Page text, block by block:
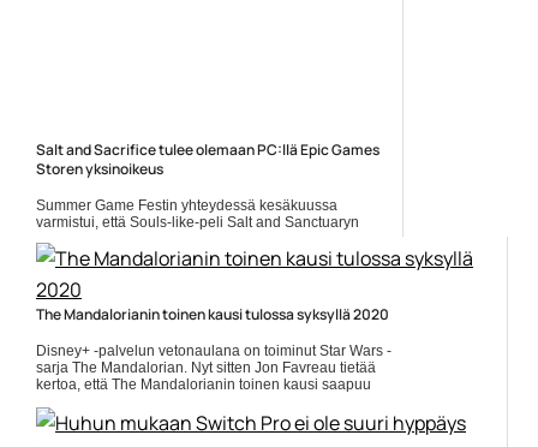
Salt and Sacrifice tulee olemaan PC:llä Epic Games
Storen yksinoikeus
Summer Game Festin yhteydessä kesäkuussa
varmistui, että Souls-like-peli Salt and Sanctuaryn
jatko-osa Salt and Sacrifice julkaistaan Playstationille
ja PC:lle vuoden... Lue koko artikkeli:
https://www.gamereactor.fi/uutiset/894133/Salt+and+Sacrifi...
Yleinen
The Mandalorianin toinen kausi tulossa syksyllä 2020
Disney+ -palvelun vetonaulana on toiminut Star Wars -
sarja The Mandalorian. Nyt sitten Jon Favreau tietää
kertoa, että The Mandalorianin toinen kausi saapuu
https://www.gamereactor.fi/uutiset/713003/The+Man...